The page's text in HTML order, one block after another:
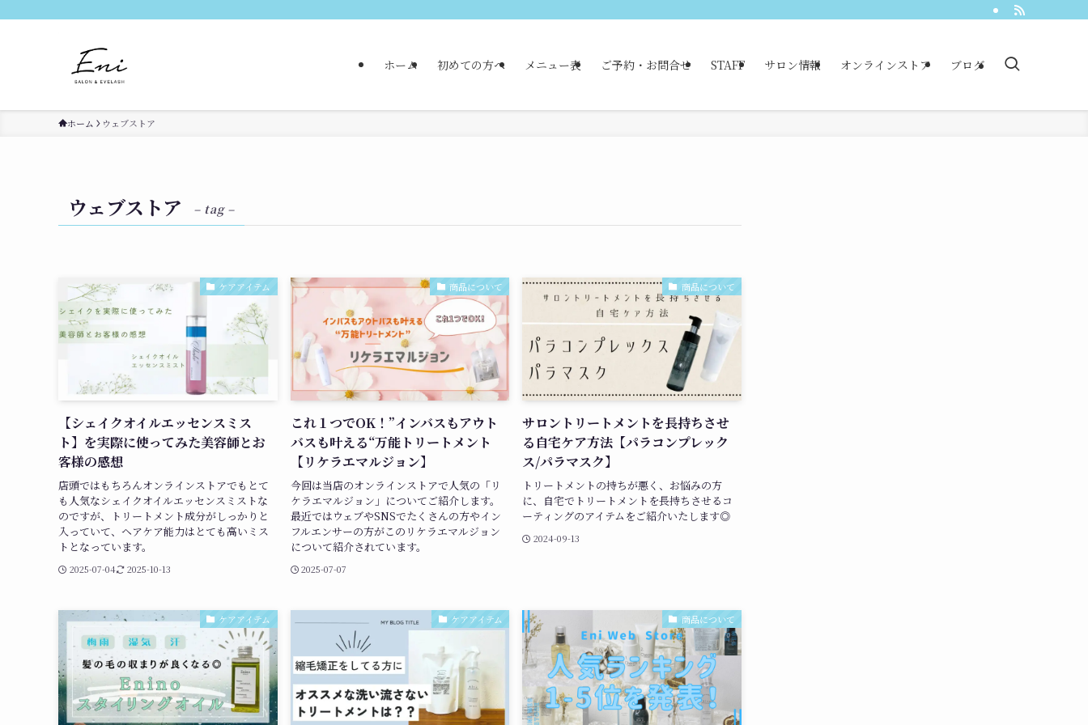
ホーム 初めての方へ メニュー表 ご予約・お問合せ STAFF サロン情報 オンラインストア ブログ
ホーム ウェブストア
ウェブストア – tag –
ケアアイテム
【シェイクオイルエッセンスミス
ト】を実際に使ってみた美容師とお
客様の感想
店頭ではもちろんオンラインストアでもとて
も人気なシェイクオイルエッセンスミストな
のですが、トリートメント成分がしっかりと
入っていて、ヘアケア能力はとても高いミス
トとなっています。
2025-07-04 2025-10-13
商品について
これ１つでOK！”インバスもアウト
バスも叶える“万能トリートメント
【リケラエマルジョン】
今回は当店のオンラインストアで人気の「リ
ケラエマルジョン」についてご紹介します。
最近ではウェブやSNSでたくさんの方やイン
フルエンサーの方がこのリケラエマルジョン
について紹介されています。
2025-07-07
商品について
サロントリートメントを長持ちさせ
る自宅ケア方法【パラコンプレック
ス/パラマスク】
トリートメントの持ちが悪く、お悩みの方
に、自宅でトリートメントを長持ちさせるコ
ーティングのアイテムをご紹介いたします◎
2024-09-13
ケアアイテム ケアアイテム 商品について